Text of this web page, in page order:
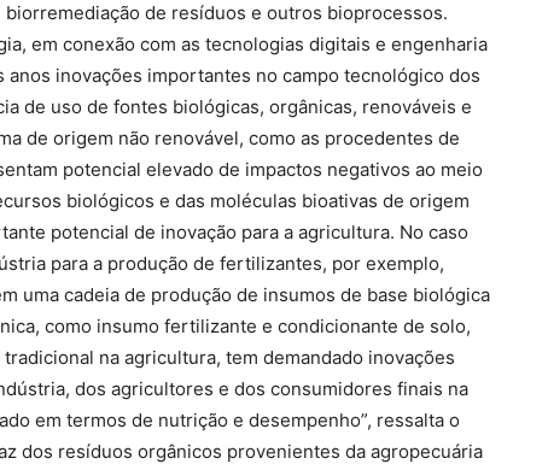
de resíduos e outros bioprocessos.
em conexão com as tecnologias digitais e engenharia
inovações importantes no campo tecnológico dos
de uso de fontes biológicas, orgânicas, renováveis e
de origem não renovável, como as procedentes de
potencial elevado de impactos negativos ao meio
biológicos e das moléculas bioativas de origem
potencial de inovação para a agricultura. No caso
para a produção de fertilizantes, por exemplo,
uma cadeia de produção de insumos de base biológica
como insumo fertilizante e condicionante de solo,
na agricultura, tem demandado inovações
dos agricultores e dos consumidores finais na
em termos de nutrição e desempenho”, ressalta o
dos resíduos orgânicos provenientes da agropecuária